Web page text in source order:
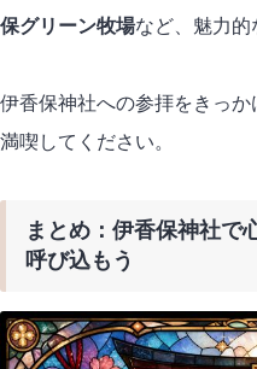
保グリーン牧場など、魅力的
伊香保神社への参拝をきっ
満喫してください。
まとめ：伊香保神社で
呼び込もう